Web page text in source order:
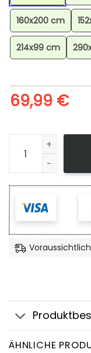
160x200 cm
214x99 cm
69,99 €
Minecraft
ÄHNLICHE